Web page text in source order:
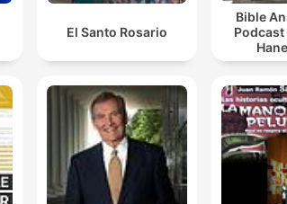
El Santo Rosario
Bible